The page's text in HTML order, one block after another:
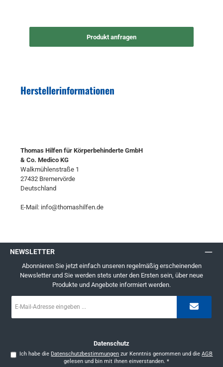
Produkt anfragen
Herstellerinformationen
Thomas Hilfen für Körperbehinderte GmbH
& Co. Medico KG
Walkmühlenstraße 1
27432 Bremervörde
Deutschland
E-Mail: info@thomashilfen.de
NEWSLETTER
Abonnieren Sie jetzt einfach unseren regelmäßig erscheinenden
Newsletter und Sie werden stets unter den Ersten sein, über neue
Produkte und Angebote informiert werden.
Mail-
Datenschutz
Ich habe die Datenschutzbestimmungen zur Kenntnis genommen und dieAGB
gelesen und bin mit ihnen einverstanden. *